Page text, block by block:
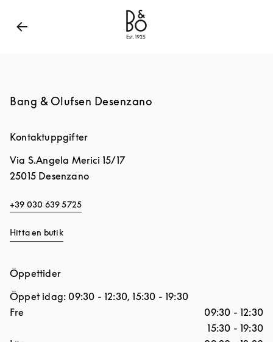
Bang & Olufsen - Exist to Create
Bang & Olufsen Desenzano
Kontaktuppgifter
Via S.Angela Merici 15/17
25015 Desenzano
+39 030 639 5725
Hitta en butik
Öppettider
Öppet idag: 09:30 - 12:30, 15:30 - 19:30
Dagar i veckan
Fre 09:30 - 12:30
15:30 - 19:30